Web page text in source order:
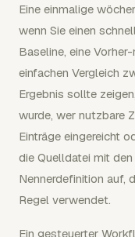
Eine einmalige
wenn Sie einen
Baseline, eine
einfachen Vergleich
Ergebnis sollte
wurde, wer nutzbare
Einträge eingereicht
die Quelldatei mit
Nennerdefinition auf,
Regel verwendet.
Ein gesteuerter